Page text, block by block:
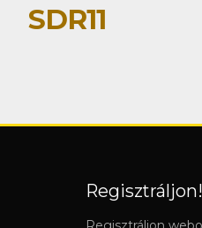
SDR11
Regisztráljon!